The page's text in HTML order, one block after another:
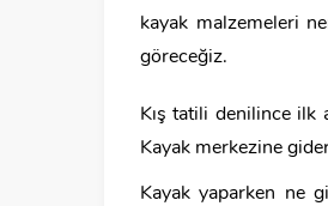
kayak malzemeleri
göreceğiz.
Kış tatili denilince ilk
Kayak merkezine
Kayak yaparken ne